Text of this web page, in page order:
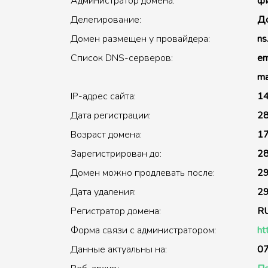
Делегирование:
Домен размещен у провайдера:
Список DNS-серверов:
IP-адрес сайта:
Дата регистрации:
Возраст домена:
Зарегистрирован до:
Домен можно продлевать после:
Дата удаления:
Регистратор домена:
Форма связи с администратором:
Данные актуальны на: